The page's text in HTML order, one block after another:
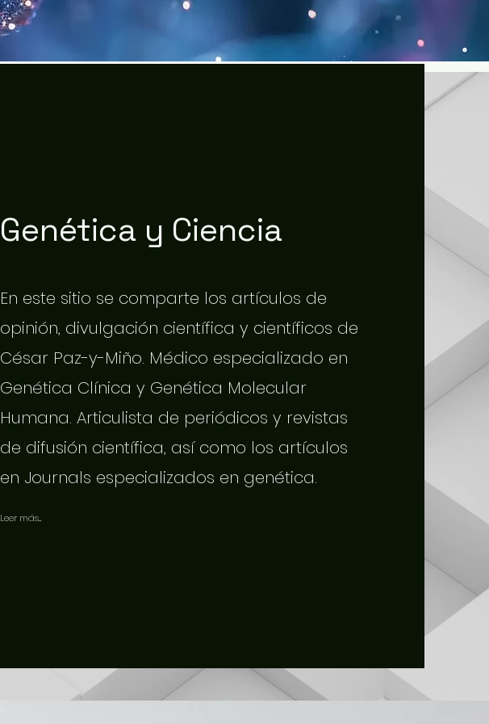
Genética y Ciencia
En este sitio se comparte los artículos de
opinión, divulgación científica y científicos de
César Paz-y-Miño. Médico especializado en
Genética Clínica y Genética Molecular
Humana. Articulista de periódicos y revistas
de difusión científica, así como los artículos
en Journals especializados en genética.
Leer más...